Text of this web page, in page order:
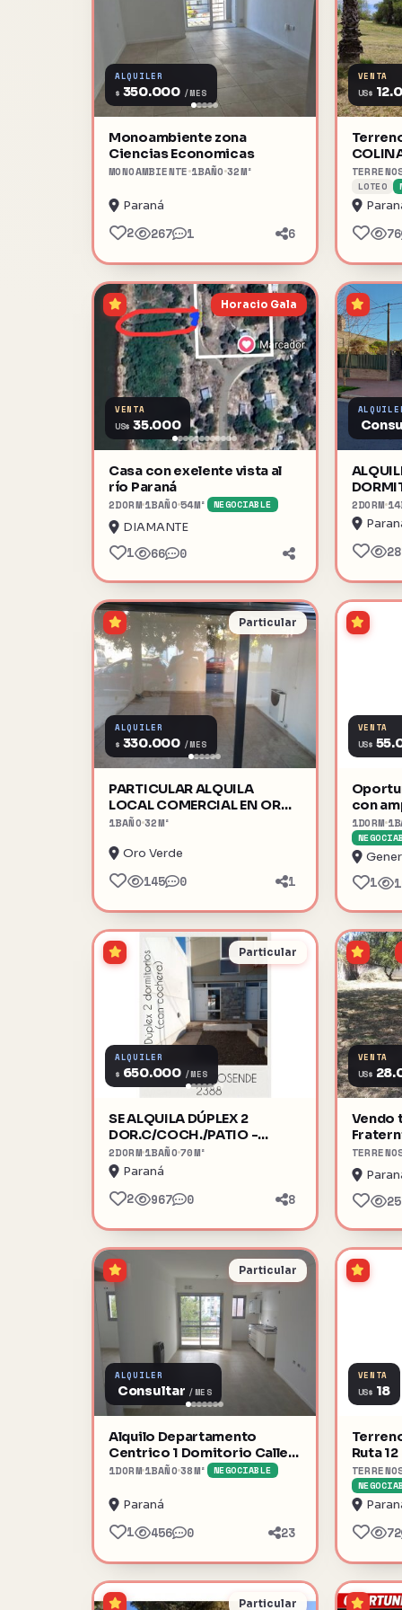
ALQUILER
$ 350.000 /MES
Monoambiente zona
Ciencias Economicas
MONOAMBIENTE 1BAÑO 32M²
Paraná
2 267 1 6
VENTA
US$
LOTEO
76
Horacio Gala
VENTA
US$ 35.000
Casa con exelente vista al
río Paraná
2DORM 1BAÑO54M² NEGOCIABLE
DIAMANTE
1 66 0
2DORM 14
Particular
ALQUILER
$ 330.000 /MES
PARTICULAR ALQUILA
LOCAL COMERCIAL EN ORO
VERDE
1BAÑO32M²
Oro Verde
145 0 1
VENTA
US$
con
1DORM 1
1
Particular
ALQUILER
$ 650.000 /MES
SE ALQUILA DÚPLEX 2
DOR.C/COCH./PATIO -
PETRONA ROSENDE 2388.-
2DORM 1BAÑO70M²
Paraná
2 967 0 8
VENTA
US$
Vendo
Particular
ALQUILER
Consultar /MES
Alquilo Departamento
Centrico 1 Domitorio Calle
San Juan 346
1DORM 1BAÑO38M² NEGOCIABLE
Paraná
1 456 0 23
VENTA
US$ 18
Ruta 12
72
Particular